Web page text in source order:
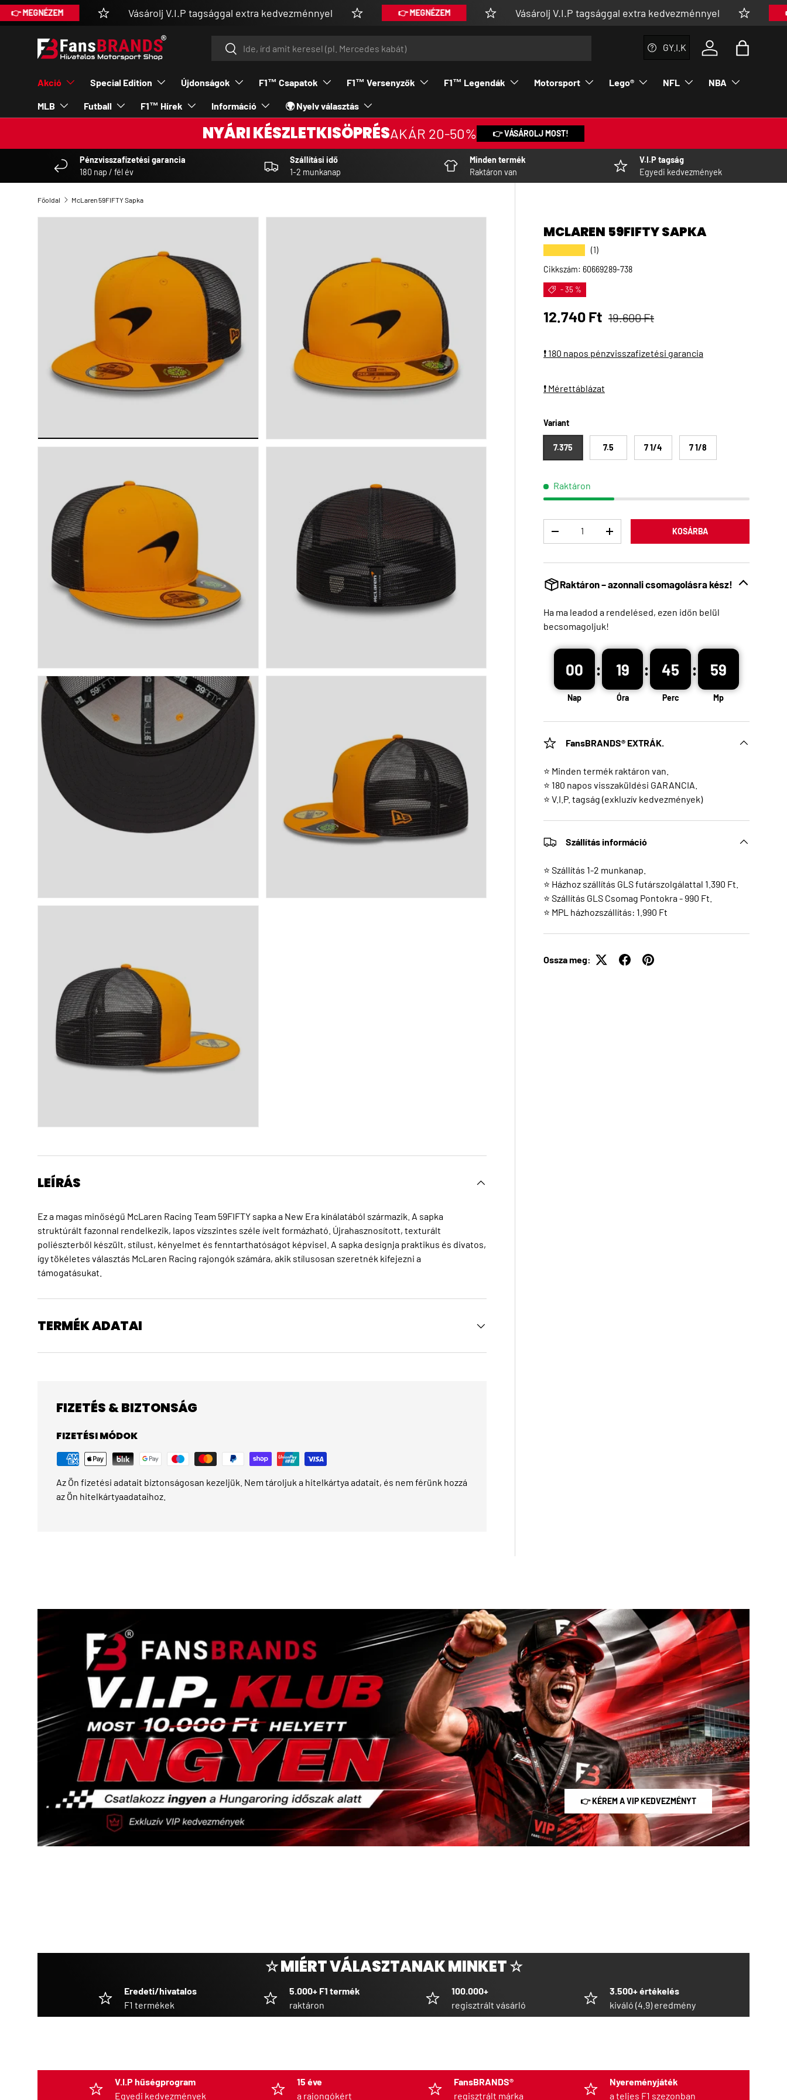
UGRÁS A TARTALOMRA
Vásárolj V.I.P tagsággal extra kedvezménnyel 👉 MEGNÉZEM Vásárolj V.I.P tagsággal extra kedvezménnyel 👉
KeresésKeresés GY.I.K
Bejelentkezés a
Táska
Akció Special Edition Újdonságok F1™ Csapatok F1™ Versenyzők F1™ Legendák Motorsport Lego® NFL NBA
MLB Futball F1™ Hírek Információ 🌍 Nyelv választás
NYÁRI KÉSZLETKISÖPRÉSAKÁR 20-50% 👉 VÁSÁROLJ MOST!
Pénzvisszafizetési garancia
180 nap / fél év
Szállítási idő
1-2 munkanap
Minden termék
Raktáron van
V.I.P tagság
Egyedi kedvezmények
Főoldal McLaren 59FIFTY Sapka
MCLAREN 59FIFTY SAPKA
(1)
Cikkszám: 60669289-738
- 35 %
Eladási ár
12.740 Ft Normál ár
19.600 Ft
❗ 180 napos pénzvisszafizetési garancia
❗ Mérettáblázat
Variant
7.375 7.5 7 1/4 7 1/8
Raktáron
KOSÁRBA
Raktáron – azonnali csomagolásra kész!
Ha ma leadod a rendelésed, ezen időn belül
becsomagoljuk!
00
Nap
: 19
Óra
: 45
Perc
: 58
Mp
FansBRANDS® EXTRÁK.
⭐ Minden termék raktáron van.
⭐ 180 napos visszaküldési GARANCIA.
⭐ V.I.P. tagság (exkluzív kedvezmények)
Szállítás információ
⭐ Szállítás 1-2 munkanap.
⭐ Házhoz szállítás GLS futárszolgálattal 1.390 Ft.
⭐ Szállítás GLS Csomag Pontokra - 990 Ft.
⭐ MPL házhozszállítás: 1.990 Ft
Ossza meg:
LEÍRÁS
Ez a magas minőségű McLaren Racing Team 59FIFTY sapka a New Era kínálatából származik. A sapka
struktúrált fazonnal rendelkezik, lapos vízszintes széle ívelt formázható. Újrahasznosított, texturált
poliészterből készült, stílust, kényelmet és fenntarthatóságot képvisel. A sapka designja praktikus és divatos,
így tökéletes választás McLaren Racing rajongók számára, akik stílusosan szeretnék kifejezni a
támogatásukat.
TERMÉK ADATAI
FIZETÉS & BIZTONSÁG
FIZETÉSI MÓDOK
Az Ön fizetési adatait biztonságosan kezeljük. Nem tároljuk a hitelkártya adatait, és nem férünk hozzá
az Ön hitelkártyaadataihoz.
👉 KÉREM A VIP KEDVEZMÉNYT
☆ MIÉRT VÁLASZTANAK MINKET ☆
Eredeti/hivatalos
F1 termékek
5.000+ F1 termék
raktáron
100.000+
regisztrált vásárló
3.500+ értékelés
kiváló (4.9) eredmény
V.I.P hűségprogram
Egyedi kedvezmények
15 éve
a rajongókért
FansBRANDS®
regisztrált márka
Nyereményjáték
a teljes F1 szezonban